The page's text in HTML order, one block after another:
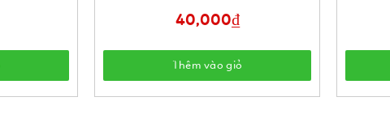
40,000₫
Thêm vào giỏ